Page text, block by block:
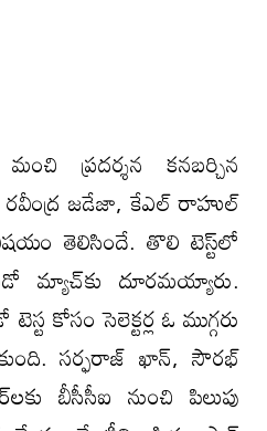
ప్రదర్శన కనబర్చిన
జడేజా, కేఎల్‌ రాహుల్‌
తెలిసిందే. తొలి టెస్ట్‌లో
మ్యాచ్‌కు దూరమయ్యారు.
కోసం సెలెక్టర్ల ఓ ముగ్గరు
సర్ఫరాజ్‌ ఖాన్‌, సౌరభ్‌
బీసీసీఐ నుంచి పిలుపు